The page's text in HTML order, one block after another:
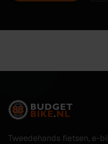
Tweedehands fietsen, e-